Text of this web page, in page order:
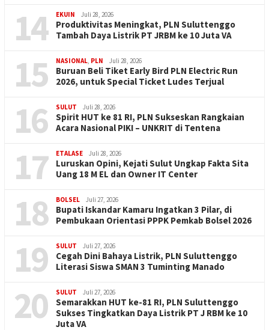
14 EKUIN Juli 28, 2026
Produktivitas Meningkat, PLN Suluttenggo
Tambah Daya Listrik PT JRBM ke 10 Juta VA
15 NASIONAL, PLN Juli 28, 2026
Buruan Beli Tiket Early Bird PLN Electric Run
2026, untuk Special Ticket Ludes Terjual
16 SULUT Juli 28, 2026
Spirit HUT ke 81 RI, PLN Sukseskan Rangkaian
Acara Nasional PIKI – UNKRIT di Tentena
17 ETALASE Juli 28, 2026
Luruskan Opini, Kejati Sulut Ungkap Fakta Sita
Uang 18 M EL dan Owner IT Center
18 BOLSEL Juli 27, 2026
Bupati Iskandar Kamaru Ingatkan 3 Pilar, di
Pembukaan Orientasi PPPK Pemkab Bolsel 2026
19 SULUT Juli 27, 2026
Cegah Dini Bahaya Listrik, PLN Suluttenggo
Literasi Siswa SMAN 3 Tuminting Manado
20 SULUT Juli 27, 2026
Semarakkan HUT ke-81 RI, PLN Suluttenggo
Sukses Tingkatkan Daya Listrik PT J RBM ke 10
Juta VA